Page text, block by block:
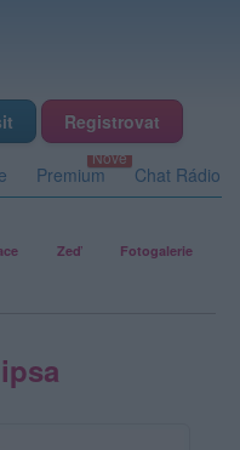
Registrovat
Premium Chat Rádio
Zeď Fotogalerie